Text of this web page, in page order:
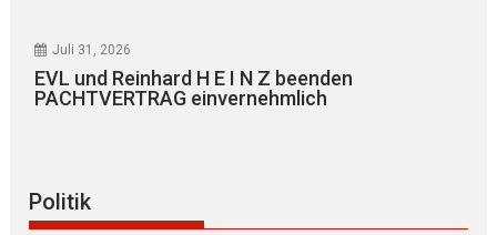
Juli 31, 2026
EVL und Reinhard H E I N Z beenden
PACHTVERTRAG einvernehmlich
Politik